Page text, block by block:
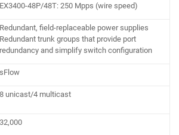
EX3400-48P/48T: 250 Mpps (wire speed)
Redundant, field-replaceable power supplies
Redundant trunk groups that provide port
redundancy and simplify switch configuration
sFlow
8 unicast/4 multicast
32,000